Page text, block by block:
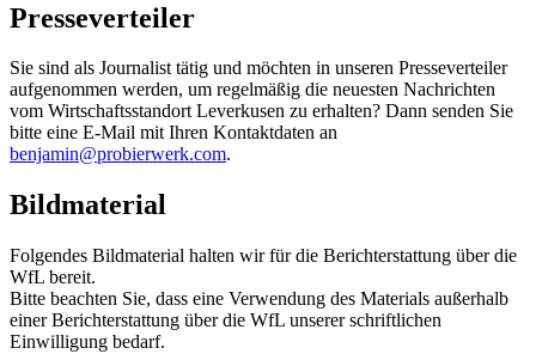
Presseverteiler
Sie sind als Journalist tätig und möchten in unseren Presseverteiler
aufgenommen werden, um regelmäßig die neuesten Nachrichten
vom Wirtschaftsstandort Leverkusen zu erhalten? Dann senden Sie
bitte eine E-Mail mit Ihren Kontaktdaten an
benjamin@probierwerk.com.
Bildmaterial
Folgendes Bildmaterial halten wir für die Berichterstattung über die
WfL bereit.
Bitte beachten Sie, dass eine Verwendung des Materials außerhalb
einer Berichterstattung über die WfL unserer schriftlichen
Einwilligung bedarf.